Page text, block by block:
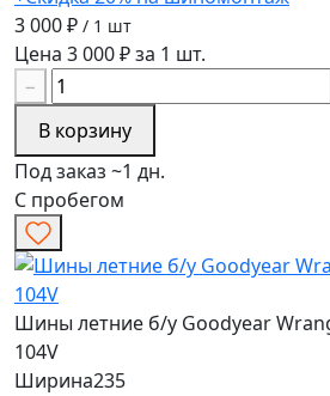
3 000 ₽ / 1 шт
Цена 3 000 ₽ за 1 шт.
−
В корзину
Под заказ ~1 дн.
С пробегом
Шины летние б/у Goodyear
104V
Ширина235